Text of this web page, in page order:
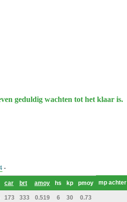
geduldig wachten tot het klaar is.
-
car brt amoy hs kp pmoy mp achter
173 333 0.519 6 30 0.73